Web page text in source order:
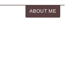
ABOUT ME